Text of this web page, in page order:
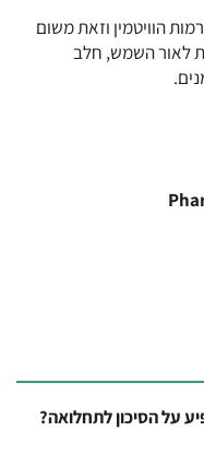
הוויטמין וזאת משום
לאור השמש, חלב
על הסיכון לתחלואה?